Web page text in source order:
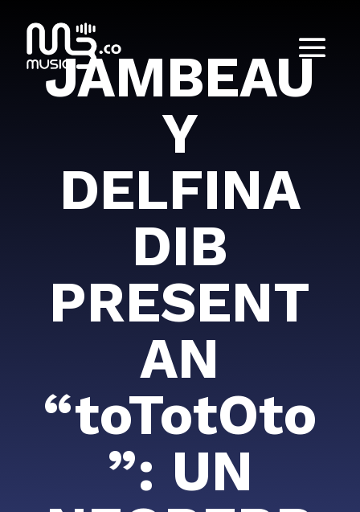
JAMBEAU
Y
DELFINA
DIB
PRESENT
AN
“toTotOto
”: UN